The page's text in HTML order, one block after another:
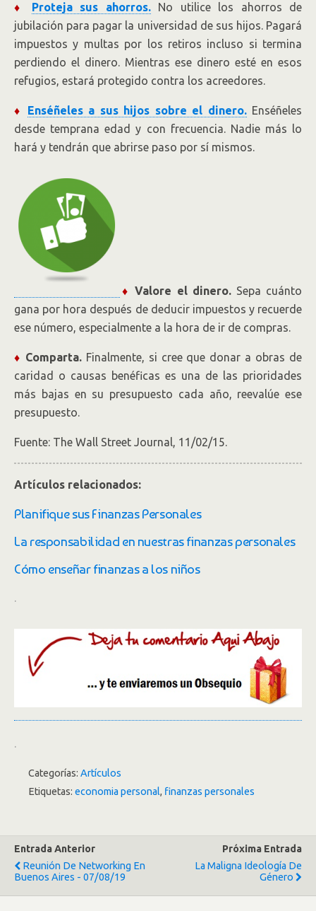
♦ Proteja sus ahorros.No utilice los ahorros de
jubilación para pagar la universidad de sus hijos. Pagará
impuestos y multas por los retiros incluso si termina
perdiendo el dinero. Mientras ese dinero esté en esos
refugios, estará protegido contra los acreedores.
♦ Enséñeles a sus hijos sobre el dinero.Enséñeles
desde temprana edad y con frecuencia. Nadie más lo
hará y tendrán que abrirse paso por sí mismos.
♦ Valore el dinero.Sepa cuánto
gana por hora después de deducir impuestos y recuerde
ese número, especialmente a la hora de ir de compras.
♦ Comparta.Finalmente, si cree que donar a obras de
caridad o causas benéficas es una de las prioridades
más bajas en su presupuesto cada año, reevalúe ese
presupuesto.
Fuente: The Wall Street Journal, 11/02/15.
Artículos relacionados:
Planifique sus Finanzas Personales
La responsabilidad en nuestras finanzas personales
Cómo enseñar finanzas a los niños
.
.
Categorías: Artículos
Etiquetas: economia personal, finanzas personales
Entrada Anterior
Reunión De Networking En
Buenos Aires - 07/08/19
Próxima Entrada
La Maligna Ideología De
Género